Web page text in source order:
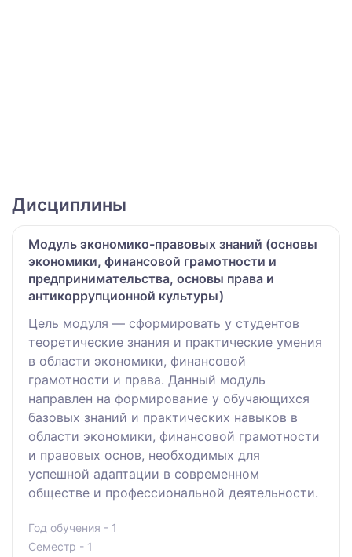
Дисциплины
Модуль экономико-правовых знаний (основы
экономики, финансовой грамотности и
предпринимательства, основы права и
антикоррупционной культуры)
Цель модуля — сформировать у студентов
теоретические знания и практические умения
в области экономики, финансовой
грамотности и права. Данный модуль
направлен на формирование у обучающихся
базовых знаний и практических навыков в
области экономики, финансовой грамотности
и правовых основ, необходимых для
успешной адаптации в современном
обществе и профессиональной деятельности.
Год обучения - 1
Семестр - 1